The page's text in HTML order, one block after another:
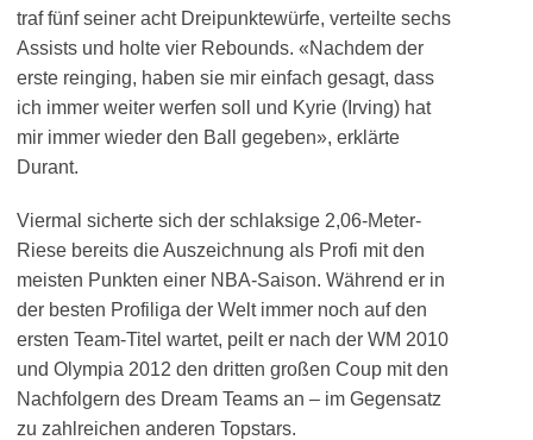
traf fünf seiner acht Dreipunktewürfe, verteilte sechs
Assists und holte vier Rebounds. «Nachdem der
erste reinging, haben sie mir einfach gesagt, dass
ich immer weiter werfen soll und Kyrie (Irving) hat
mir immer wieder den Ball gegeben», erklärte
Durant.
Viermal sicherte sich der schlaksige 2,06-Meter-
Riese bereits die Auszeichnung als Profi mit den
meisten Punkten einer NBA-Saison. Während er in
der besten Profiliga der Welt immer noch auf den
ersten Team-Titel wartet, peilt er nach der WM 2010
und Olympia 2012 den dritten großen Coup mit den
Nachfolgern des Dream Teams an – im Gegensatz
zu zahlreichen anderen Topstars.